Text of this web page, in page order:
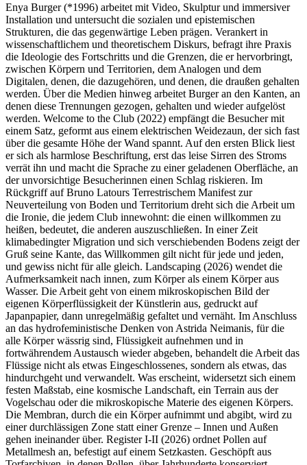
Enya Burger (*1996) arbeitet mit Video, Skulptur und immersiver
Installation und untersucht die sozialen und epistemischen
Strukturen, die das gegenwärtige Leben prägen. Verankert in
wissenschaftlichem und theoretischem Diskurs, befragt ihre Praxis
die Ideologie des Fortschritts und die Grenzen, die er hervorbringt,
zwischen Körpern und Territorien, dem Analogen und dem
Digitalen, denen, die dazugehören, und denen, die draußen gehalten
werden. Über die Medien hinweg arbeitet Burger an den Kanten, an
denen diese Trennungen gezogen, gehalten und wieder aufgelöst
werden. Welcome to the Club (2022) empfängt die Besucher mit
einem Satz, geformt aus einem elektrischen Weidezaun, der sich fast
über die gesamte Höhe der Wand spannt. Auf den ersten Blick liest
er sich als harmlose Beschriftung, erst das leise Sirren des Stroms
verrät ihn und macht die Sprache zu einer geladenen Oberfläche, an
der unvorsichtige Besucherinnen einen Schlag riskieren. Im
Rückgriff auf Bruno Latours Terrestrischem Manifest zur
Neuverteilung von Boden und Territorium dreht sich die Arbeit um
die Ironie, die jedem Club innewohnt: die einen willkommen zu
heißen, bedeutet, die anderen auszuschließen. In einer Zeit
klimabedingter Migration und sich verschiebenden Bodens zeigt der
Gruß seine Kante, das Willkommen gilt nicht für jede und jeden,
und gewiss nicht für alle gleich. Landscaping (2026) wendet die
Aufmerksamkeit nach innen, zum Körper als einem Körper aus
Wasser. Die Arbeit geht von einem mikroskopischen Bild der
eigenen Körperflüssigkeit der Künstlerin aus, gedruckt auf
Japanpapier, dann unregelmäßig gefaltet und vernäht. Im Anschluss
an das hydrofeministische Denken von Astrida Neimanis, für die
alle Körper wässrig sind, Flüssigkeit aufnehmen und in
fortwährendem Austausch wieder abgeben, behandelt die Arbeit das
Flüssige nicht als etwas Eingeschlossenes, sondern als etwas, das
hindurchgeht und verwandelt. Was erscheint, widersetzt sich einem
festen Maßstab, eine kosmische Landschaft, ein Terrain aus der
Vogelschau oder die mikroskopische Materie des eigenen Körpers.
Die Membran, durch die ein Körper aufnimmt und abgibt, wird zu
einer durchlässigen Zone statt einer Grenze – Innen und Außen
gehen ineinander über. Register I-II (2026) ordnet Pollen auf
Metallmesh an, befestigt auf einem Setzkasten. Geschöpft aus